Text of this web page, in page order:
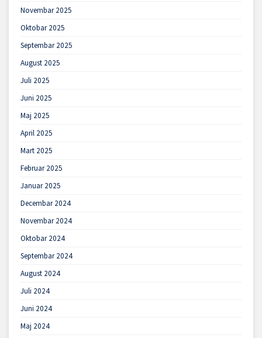
Novembar 2025
Oktobar 2025
Septembar 2025
August 2025
Juli 2025
Juni 2025
Maj 2025
April 2025
Mart 2025
Februar 2025
Januar 2025
Decembar 2024
Novembar 2024
Oktobar 2024
Septembar 2024
August 2024
Juli 2024
Juni 2024
Maj 2024